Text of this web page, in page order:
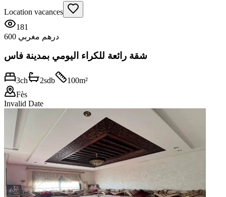
Location vacances
181
600 درهم مغربي
شقة رائعة للكراء اليومي بمدينة فاس
3ch 2sdb 100m²
Fès
Invalid Date